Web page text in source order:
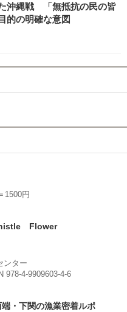
沖縄戦 「無抵抗の民の皆
的の明確な意図
1500円
Flower
ンター
4-9909603-4-6
・下関の漁業密着ルポ